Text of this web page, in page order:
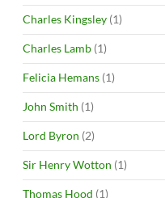
Charles Kingsley (1)
Charles Lamb (1)
Felicia Hemans (1)
John Smith (1)
Lord Byron (2)
Sir Henry Wotton (1)
Thomas Hood (1)